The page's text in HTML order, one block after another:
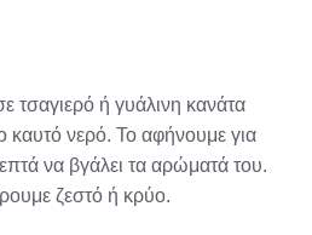
τσαγιερό ή γυάλινη κανάτα
καυτό νερό. Το αφήνουμε για
να βγάλει τα αρώματά του.
ζεστό ή κρύο.